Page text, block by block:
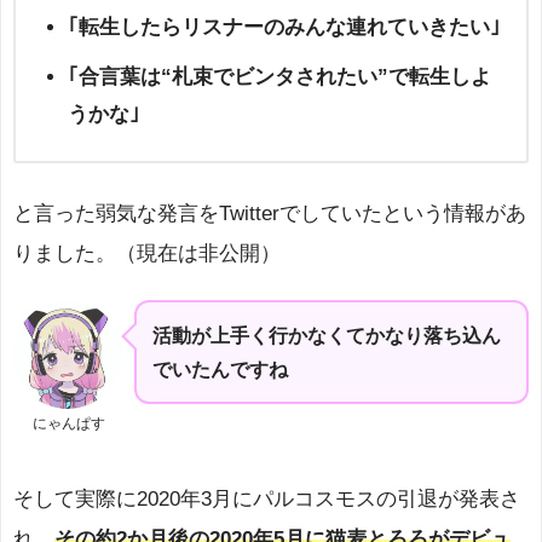
｢転生したらリスナーのみんな連れていきたい｣
｢合言葉は“札束でビンタされたい”で転生しよ
うかな｣
と言った弱気な発言をTwitterでしていたという情報があ
りました。（現在は非公開）
にゃんぱす
活動が上手く行かなくてかなり落ち込ん
でいたんですね
そして実際に2020年3月にパルコスモスの引退が発表さ